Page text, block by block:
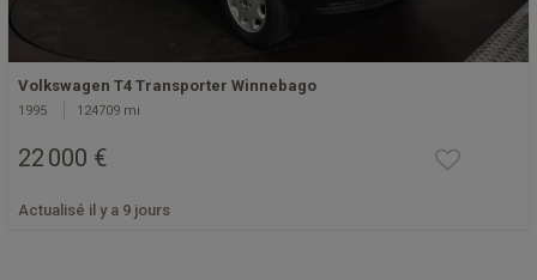
Volkswagen T4 Transporter Winnebago
1995 124709 mi
22 000 €
Actualisé il y a 9 jours